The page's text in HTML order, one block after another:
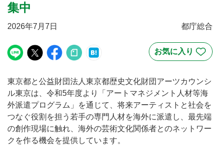
集中
2026年7月7日 都庁総合
東京都と公益財団法人東京都歴史文化財団アーツカウンシ
ル東京は、令和5年度より「アートマネジメント人材等海
外派遣プログラム」を通じて、将来アーティストと社会を
つなぐ役割を担う若手の専門人材を海外に派遣し、最先端
の創作現場に触れ、海外の芸術文化関係者とのネットワー
クを作る機会を提供しています。